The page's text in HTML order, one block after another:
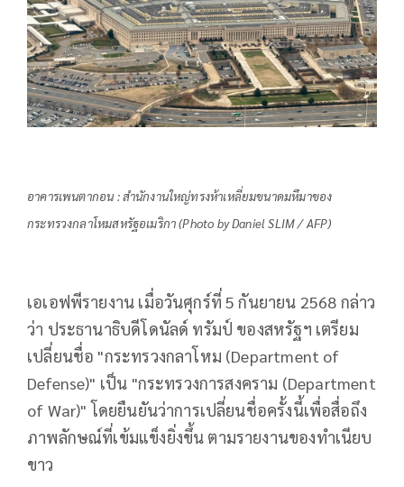
อาคารเพนตากอน : สำนักงานใหญ่ทรงห้าเหลี่ยมขนาดมหึมาของ
กระทรวงกลาโหมสหรัฐอเมริกา (Photo by Daniel SLIM / AFP)
เอเอฟพีรายงาน เมื่อวันศุกร์ที่ 5 กันยายน 2568 กล่าว
ว่า ประธานาธิบดีโดนัลด์ ทรัมป์ ของสหรัฐฯ เตรียม
เปลี่ยนชื่อ "กระทรวงกลาโหม (Department of
Defense)" เป็น "กระทรวงการสงคราม (Department
of War)" โดยยืนยันว่าการเปลี่ยนชื่อครั้งนี้เพื่อสื่อถึง
ภาพลักษณ์ที่เข้มแข็งยิ่งขึ้น ตามรายงานของทำเนียบ
ขาว